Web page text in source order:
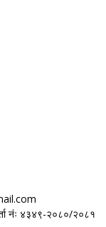
नंः ४३४९-२०८०/२०८१